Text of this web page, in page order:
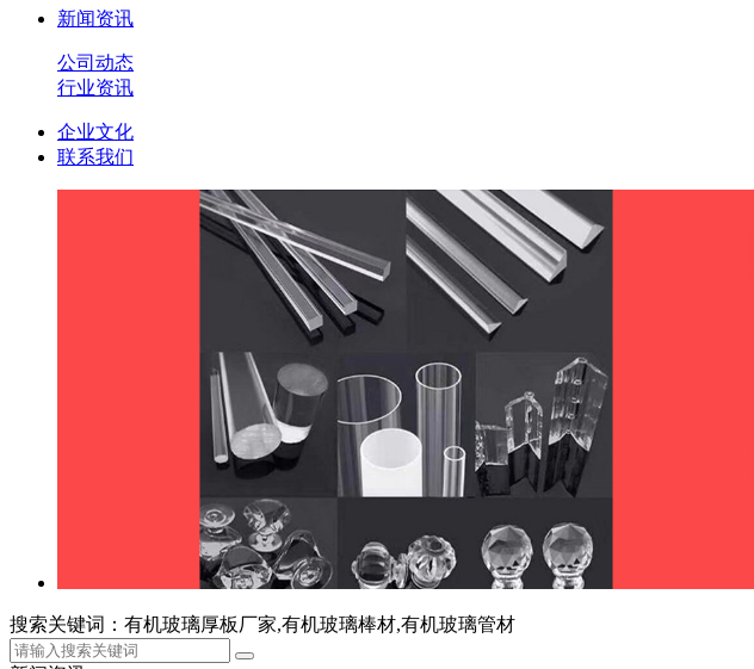
新闻资讯
公司动态
行业资讯
企业文化
联系我们
搜索关键词：有机玻璃厚板厂家,有机玻璃棒材,有机玻璃管材